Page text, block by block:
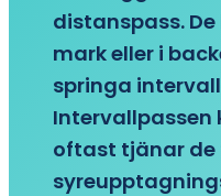
distanspass.
mark eller i
springa
Intervallpassen
oftast tjänar